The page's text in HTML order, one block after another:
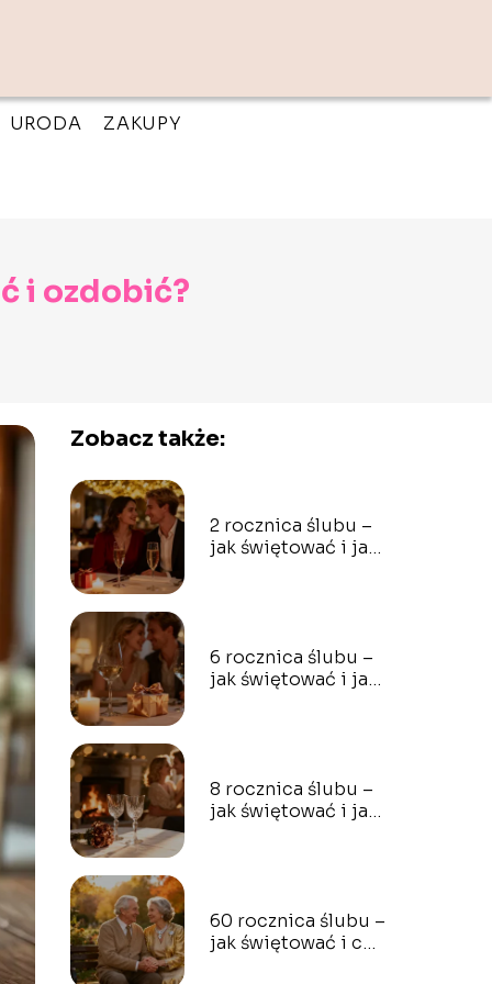
URODA ZAKUPY
i ozdobić?
Zobacz także:
2 rocznica ślubu –
jak świętować i jaki
6 rocznica ślubu –
jak świętować i jaki
8 rocznica ślubu –
jak świętować i jaki
60 rocznica ślubu –
jak świętować i co